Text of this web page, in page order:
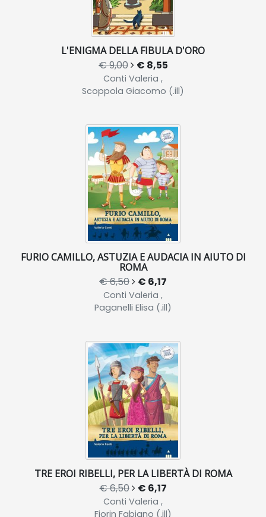
L'ENIGMA DELLA FIBULA D'ORO
€ 9,00 € 8,55
Conti Valeria ,
Scoppola Giacomo (.ill)
FURIO CAMILLO, ASTUZIA E AUDACIA IN AIUTO DI
ROMA
€ 6,50 € 6,17
Conti Valeria ,
Paganelli Elisa (.ill)
TRE EROI RIBELLI, PER LA LIBERTÀ DI ROMA
€ 6,50 € 6,17
Conti Valeria ,
Fiorin Fabiano (.ill)